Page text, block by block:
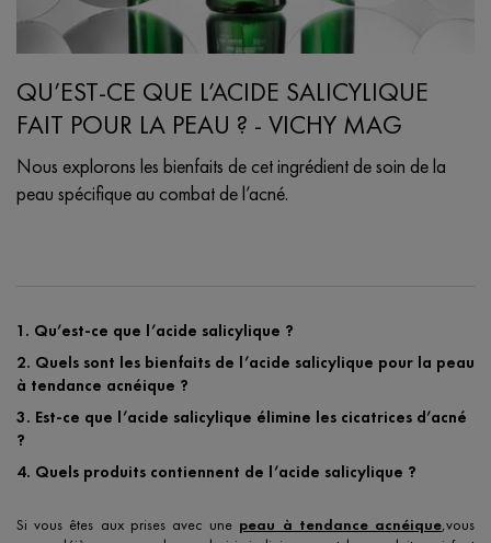
QU’EST-CE QUE L’ACIDE SALICYLIQUE
FAIT POUR LA PEAU ? - VICHY MAG
Nous explorons les bienfaits de cet ingrédient de soin de la
peau spécifique au combat de l’acné.
1. Qu’est-ce que l’acide salicylique ?
2. Quels sont les bienfaits de l’acide salicylique pour la peau
à tendance acnéique ?
3. Est-ce que l’acide salicylique élimine les cicatrices d’acné
?
4. Quels produits contiennent de l’acide salicylique ?
Si vous êtes aux prises avec une peau à tendance acnéique,vous